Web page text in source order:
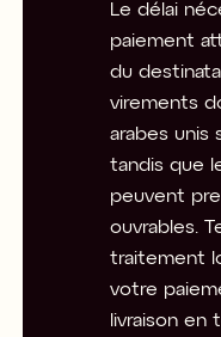
Le délai
paiement
du
virements
arabes unis
tandis que
peuvent
ouvrables.
traitement
votre
livraison en